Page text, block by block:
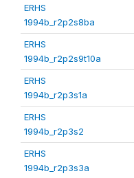
ERHS
1994b_r2p2s8ba
ERHS
1994b_r2p2s9t10a
ERHS
1994b_r2p3s1a
ERHS
1994b_r2p3s2
ERHS
1994b_r2p3s3a